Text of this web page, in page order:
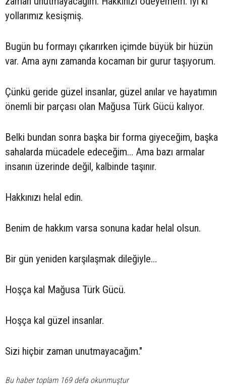
yollarımız kesişmiş.
Bugün bu formayı çıkarırken içimde büyük bir hüzün
var. Ama aynı zamanda kocaman bir gurur taşıyorum.
Çünkü geride güzel insanlar, güzel anılar ve hayatımın
önemli bir parçası olan Mağusa Türk Gücü kalıyor.
Belki bundan sonra başka bir forma giyeceğim, başka
sahalarda mücadele edeceğim… Ama bazı armalar
insanın üzerinde değil, kalbinde taşınır.
Hakkınızı helal edin.
Benim de hakkım varsa sonuna kadar helal olsun.
Bir gün yeniden karşılaşmak dileğiyle…
Hoşça kal Mağusa Türk Gücü.
Hoşça kal güzel insanlar.
Sizi hiçbir zaman unutmayacağım."
Bu haber toplam 169 defa okunmuştur